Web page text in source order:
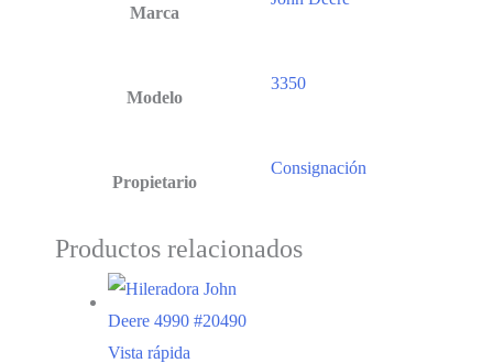
Marca
Modelo
3350
Propietario
Consignación
Productos relacionados
Vista rápida